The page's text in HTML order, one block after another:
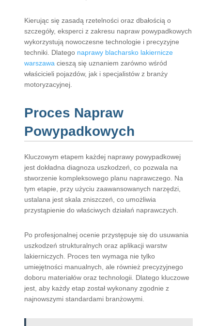
Kierując się zasadą rzetelności oraz dbałością o
szczegóły, eksperci z zakresu napraw powypadkowych
wykorzystują nowoczesne technologie i precyzyjne
techniki. Dlatego naprawy blacharsko lakiernicze
warszawa cieszą się uznaniem zarówno wśród
właścicieli pojazdów, jak i specjalistów z branży
motoryzacyjnej.
Proces Napraw
Powypadkowych
Kluczowym etapem każdej naprawy powypadkowej
jest dokładna diagnoza uszkodzeń, co pozwala na
stworzenie kompleksowego planu naprawczego. Na
tym etapie, przy użyciu zaawansowanych narzędzi,
ustalana jest skala zniszczeń, co umożliwia
przystąpienie do właściwych działań naprawczych.
Po profesjonalnej ocenie przystępuje się do usuwania
uszkodzeń strukturalnych oraz aplikacji warstw
lakierniczych. Proces ten wymaga nie tylko
umiejętności manualnych, ale również precyzyjnego
doboru materiałów oraz technologii. Dlatego kluczowe
jest, aby każdy etap został wykonany zgodnie z
najnowszymi standardami branżowymi.